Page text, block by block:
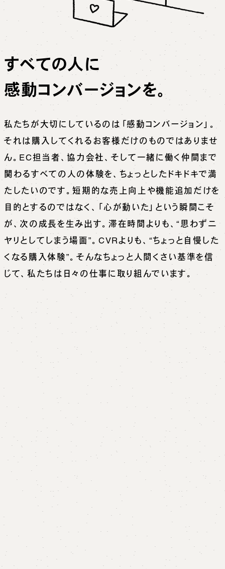
すべての人に
感動コンバージョンを。
私たちが大切にしているのは「感動コンバージョン」。
それは購入してくれるお客様だけのものではありませ
ん。EC担当者、協力会社、そして一緒に働く仲間まで
関わるすべての人の体験を、ちょっとしたドキドキで満
たしたいのです。短期的な売上向上や機能追加だけを
目的とするのではなく、「心が動いた」という瞬間こそ
が、次の成長を生み出す。滞在時間よりも、“思わずニ
ヤリとしてしまう場面”。CVRよりも、“ちょっと自慢した
くなる購入体験”。そんなちょっと人間くさい基準を信
じて、私たちは日々の仕事に取り組んでいます。